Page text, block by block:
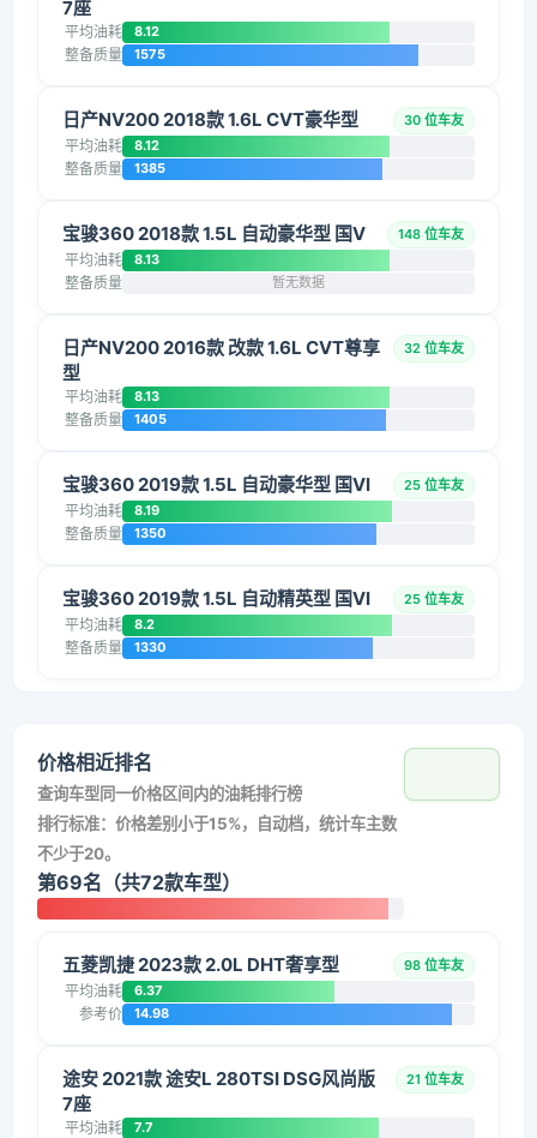
7座
平均油耗 8.12
整备质量 1575
日产NV200 2018款 1.6L CVT豪华型 30 位车友
平均油耗 8.12
整备质量 1385
宝骏360 2018款 1.5L 自动豪华型 国V 148 位车友
平均油耗 8.13
整备质量 暂无数据
日产NV200 2016款 改款 1.6L CVT尊享
型
32 位车友
平均油耗 8.13
整备质量 1405
宝骏360 2019款 1.5L 自动豪华型 国VI 25 位车友
平均油耗 8.19
整备质量 1350
宝骏360 2019款 1.5L 自动精英型 国VI 25 位车友
平均油耗 8.2
整备质量 1330
价格相近排名
查询车型同一价格区间内的油耗排行榜
排行标准：价格差别小于15%，自动档，统计车主数
不少于20。
第69名（共72款车型）
五菱凯捷 2023款 2.0L DHT奢享型 98 位车友
平均油耗 6.37
参考价 14.98
途安 2021款 途安L 280TSI DSG风尚版
7座
21 位车友
平均油耗 7.7